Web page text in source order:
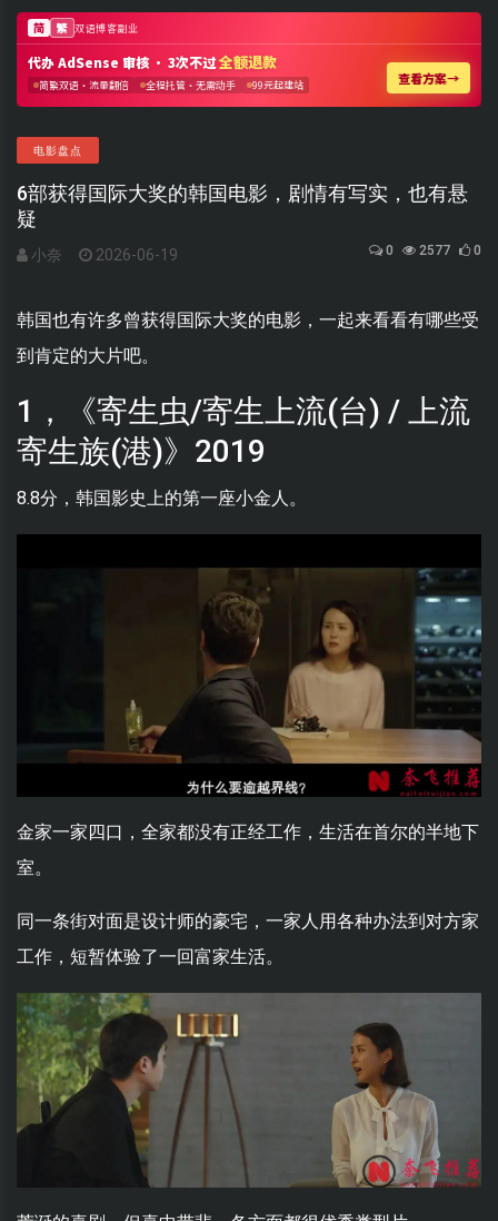
电影盘点
6部获得国际大奖的韩国电影，剧情有写实，也有悬
疑
小奈 2026-06-19 0 2577 0
韩国也有许多曾获得国际大奖的电影，一起来看看有哪些受
到肯定的大片吧。
1，《寄生虫/寄生上流(台) / 上流
寄生族(港)》2019
8.8分，韩国影史上的第一座小金人。
金家一家四口，全家都没有正经工作，生活在首尔的半地下
室。
同一条街对面是设计师的豪宅，一家人用各种办法到对方家
工作，短暂体验了一回富家生活。